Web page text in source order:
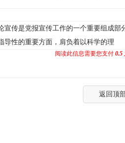
是党报宣传工作的一个重要组成部
导性的重要方面，肩负着以科学的理
阅读此信息需要您支付 0.5
返回顶